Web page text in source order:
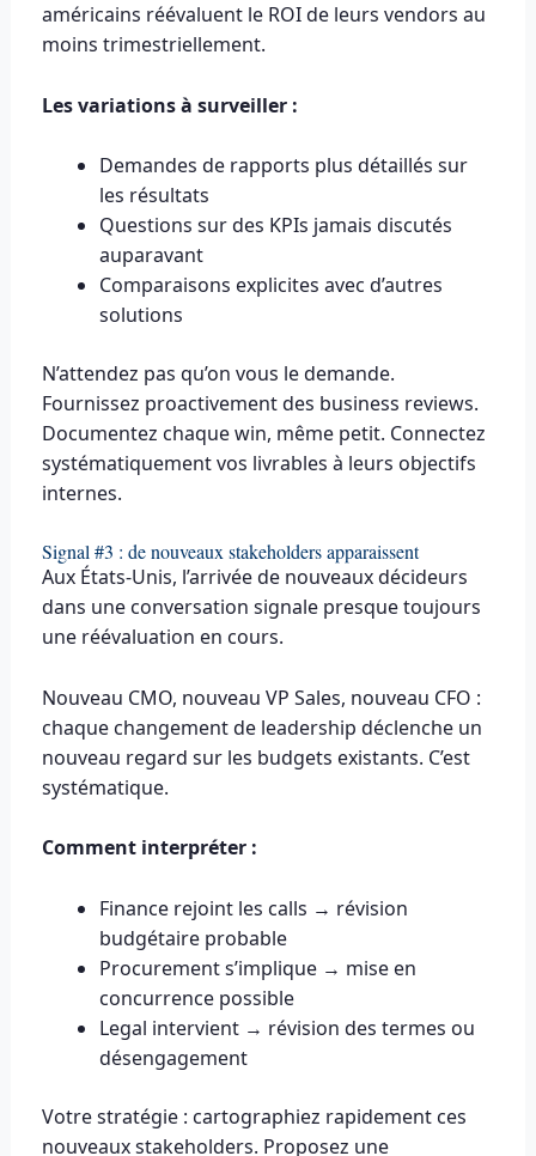
américains réévaluent le ROI de leurs vendors au
moins trimestriellement.
Les variations à surveiller :
Demandes de rapports plus détaillés sur
les résultats
Questions sur des KPIs jamais discutés
auparavant
Comparaisons explicites avec d’autres
solutions
N’attendez pas qu’on vous le demande.
Fournissez proactivement des business reviews.
Documentez chaque win, même petit. Connectez
systématiquement vos livrables à leurs objectifs
internes.
Signal #3 : de nouveaux stakeholders apparaissent
Aux États-Unis, l’arrivée de nouveaux décideurs
dans une conversation signale presque toujours
une réévaluation en cours.
Nouveau CMO, nouveau VP Sales, nouveau CFO :
chaque changement de leadership déclenche un
nouveau regard sur les budgets existants. C’est
systématique.
Comment interpréter :
Finance rejoint les calls → révision
budgétaire probable
Procurement s’implique → mise en
concurrence possible
Legal intervient → révision des termes ou
désengagement
Votre stratégie : cartographiez rapidement ces
nouveaux stakeholders. Proposez une